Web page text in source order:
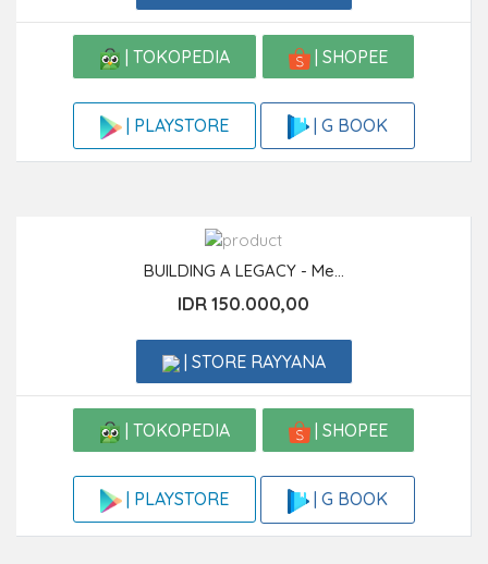
| TOKOPEDIA | SHOPEE
| PLAYSTORE | G BOOK
BUILDING A LEGACY - Me...
IDR 150.000,00
| STORE RAYYANA
| TOKOPEDIA | SHOPEE
| PLAYSTORE | G BOOK